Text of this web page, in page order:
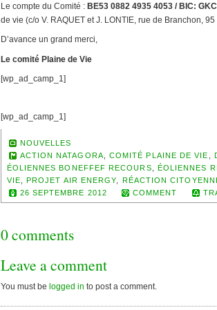
Le compte du Comité : BE53 0882 4935 4053 / BIC:
de vie (c/o V. RAQUET et J. LONTIE, rue de Branchon,
D’avance un grand merci,
Le comité Plaine de Vie
[wp_ad_camp_1]
[wp_ad_camp_1]
NOUVELLES
ACTION NATAGORA
COMITÉ PLAINE DE VIE
ÉOLIENNES BONEFFEF RECOURS
ÉOLIENNES
VIE
PROJET AIR ENERGY
RÉACTION
26 SEPTEMBRE 2012
COMMENT
0 comments
Leave a comment
You must be logged in to post a comment.